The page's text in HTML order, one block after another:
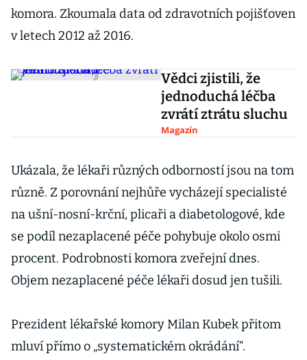
komora. Zkoumala data od zdravotních pojišťoven
v letech 2012 až 2016.
Vědci zjistili, že
jednoduchá léčba
zvrátí ztrátu sluchu
Magazín
Ukázala, že lékaři různých odborností jsou na tom
různě. Z porovnání nejhůře vycházejí specialisté
na ušní-nosní-krční, plicaři a diabetologové, kde
se podíl nezaplacené péče pohybuje okolo osmi
procent. Podrobnosti komora zveřejní dnes.
Objem nezaplacené péče lékaři dosud jen tušili.
Prezident lékařské komory Milan Kubek přitom
mluví přímo o „systematickém okrádání“.